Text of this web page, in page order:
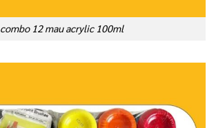
combo 12 mau acrylic 100ml